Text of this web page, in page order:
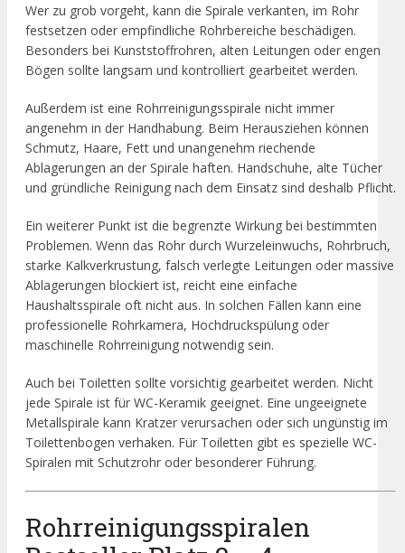
Wer zu grob vorgeht, kann die Spirale verkanten, im Rohr
festsetzen oder empfindliche Rohrbereiche beschädigen.
Besonders bei Kunststoffrohren, alten Leitungen oder engen
Bögen sollte langsam und kontrolliert gearbeitet werden.
Außerdem ist eine Rohrreinigungsspirale nicht immer
angenehm in der Handhabung. Beim Herausziehen können
Schmutz, Haare, Fett und unangenehm riechende
Ablagerungen an der Spirale haften. Handschuhe, alte Tücher
und gründliche Reinigung nach dem Einsatz sind deshalb Pflicht.
Ein weiterer Punkt ist die begrenzte Wirkung bei bestimmten
Problemen. Wenn das Rohr durch Wurzeleinwuchs, Rohrbruch,
starke Kalkverkrustung, falsch verlegte Leitungen oder massive
Ablagerungen blockiert ist, reicht eine einfache
Haushaltsspirale oft nicht aus. In solchen Fällen kann eine
professionelle Rohrkamera, Hochdruckspülung oder
maschinelle Rohrreinigung notwendig sein.
Auch bei Toiletten sollte vorsichtig gearbeitet werden. Nicht
jede Spirale ist für WC-Keramik geeignet. Eine ungeeignete
Metallspirale kann Kratzer verursachen oder sich ungünstig im
Toilettenbogen verhaken. Für Toiletten gibt es spezielle WC-
Spiralen mit Schutzrohr oder besonderer Führung.
Rohrreinigungsspiralen